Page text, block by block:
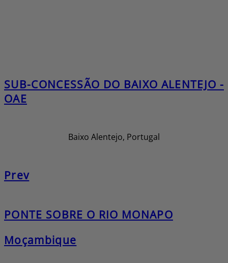
SUB-CONCESSÃO DO BAIXO ALENTEJO -
OAE
Baixo Alentejo, Portugal
Prev
PONTE SOBRE O RIO MONAPO
Moçambique